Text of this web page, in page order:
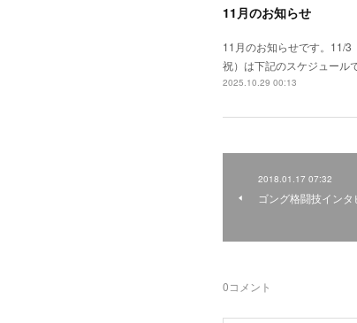
11月のお知らせ
11月のお知らせです。11/3
祝）は下記のスケジュー
2025.10.29 00:13
2018.01.17 07:32
ゴング格闘技インタ
0コメント